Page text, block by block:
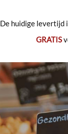
De huidige levertijd
GRATIS